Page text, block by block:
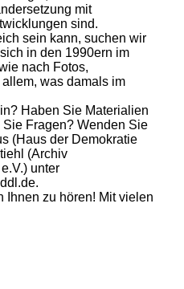
mit
sind.
sein kann, suchen wir
in den 1990ern im
nach Fotos,
was damals im
Haben Sie Materialien
Fragen? Wenden Sie
(Haus der Demokratie
(Archiv
unter
Ihnen zu hören! Mit vielen